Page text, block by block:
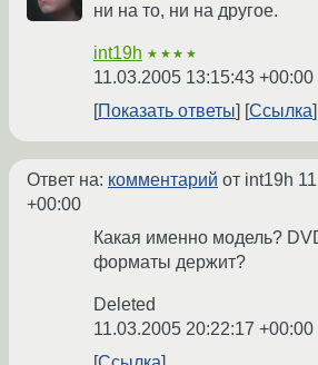
ни на то, ни на другое.
int19h ★★★★
11.03.2005 13:15:43 +00:00
Показать ответы
Ссылка
Ответ на: комментарий от int19h
+00:00
Какая именно модель?
форматы держит?
Deleted
11.03.2005 20:22:17 +00:00